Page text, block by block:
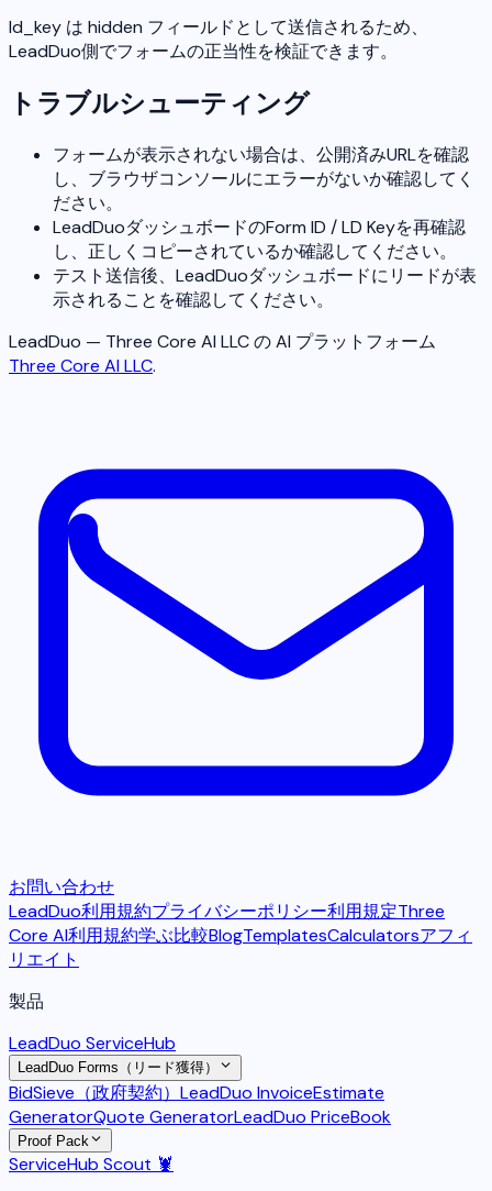
ld_key は hidden フィールドとして送信されるため、
LeadDuo側でフォームの正当性を検証できます。
トラブルシューティング
フォームが表示されない場合は、公開済みURLを確認
し、ブラウザコンソールにエラーがないか確認してく
ださい。
LeadDuoダッシュボードのForm ID / LD Keyを再確認
し、正しくコピーされているか確認してください。
テスト送信後、LeadDuoダッシュボードにリードが表
示されることを確認してください。
LeadDuo — Three Core AI LLC の AI プラットフォーム
Three Core AI LLC.
お問い合わせ
LeadDuo利用規約プライバシーポリシー利用規定Three
Core AI利用規約学ぶ比較BlogTemplatesCalculatorsアフィ
リエイト
製品
LeadDuo ServiceHub
LeadDuo Forms（リード獲得）
BidSieve（政府契約） LeadDuo InvoiceEstimate
GeneratorQuote GeneratorLeadDuo PriceBook
Proof Pack
ServiceHub Scout 🦞